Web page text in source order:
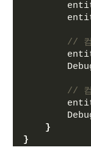
// 컴
// 컴
}
}